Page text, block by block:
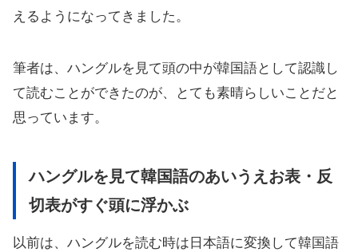
えるようになってきました。
筆者は、ハングルを見て頭の中が韓国語として認識し
て読むことができたのが、とても素晴らしいことだと
思っています。
ハングルを見て韓国語のあいうえお表・反
切表がすぐ頭に浮かぶ
以前は、ハングルを読む時は日本語に変換して韓国語